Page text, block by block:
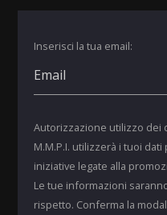
Inserisci la tua email:
Autorizzazione utilizzo dei
M.M.P.I. utilizzerà i tuoi
iniziative legate alla
Le tue informazioni
rispetto. Conferma la